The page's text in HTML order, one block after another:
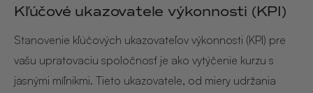
Kľúčové ukazovatele výkonnosti (KPI)
Stanovenie kľúčových ukazovateľov výkonnosti (KPI) pre
vašu upratovaciu spoločnosť je ako vytýčenie kurzu s
jasnými míľnikmi. Tieto ukazovatele, od miery udržania